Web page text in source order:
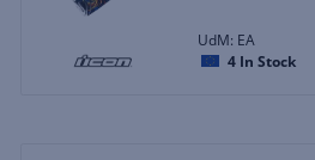
UdM: EA
4 In Stock